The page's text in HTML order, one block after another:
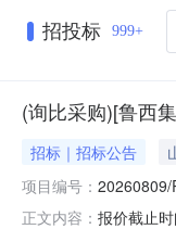
招投标 999+
(询比采购)[鲁西
招标｜招标公告
项目编号： 20260809/
正文内容： 报价截止